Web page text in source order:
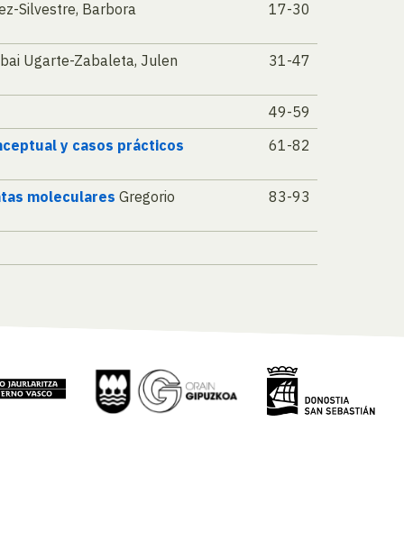
Silvestre, Barbora
17-30
Ugarte-Zabaleta, Julen
31-47
49-59
y casos prácticos
61-82
moleculares Gregorio
83-93